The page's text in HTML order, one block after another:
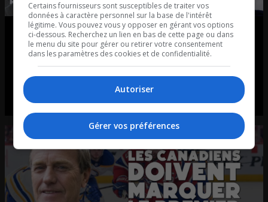
PC Labrie et Jean Perron: Les gars
de profondeurs deviennent
importants en séries!
Entrevue avec PC Labrie et Jean Perron.
Certains fournisseurs sont susceptibles de traiter vos
données à caractère personnel sur la base de l'intérêt
légitime. Vous pouvez vous y opposer en gérant vos options
ci-dessous. Recherchez un lien en bas de cette page ou dans
le menu du site pour gérer ou retirer votre consentement
dans les paramètres des cookies et de confidentialité.
Autoriser
Gérer vos préférences